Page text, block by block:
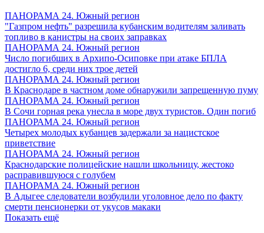
ПАНОРАМА 24. Южный регион
"Газпром нефть" разрешила кубанским водителям заливать
топливо в канистры на своих заправках
ПАНОРАМА 24. Южный регион
Число погибших в Архипо-Осиповке при атаке БПЛА
достигло 6, среди них трое детей
ПАНОРАМА 24. Южный регион
В Краснодаре в частном доме обнаружили запрещенную пуму
ПАНОРАМА 24. Южный регион
В Сочи горная река унесла в море двух туристов. Один погиб
ПАНОРАМА 24. Южный регион
Четырех молодых кубанцев задержали за нацистское
приветствие
ПАНОРАМА 24. Южный регион
Краснодарские полицейские нашли школьницу, жестоко
расправившуюся с голубем
ПАНОРАМА 24. Южный регион
В Адыгее следователи возбудили уголовное дело по факту
смерти пенсионерки от укусов макаки
Показать ещё